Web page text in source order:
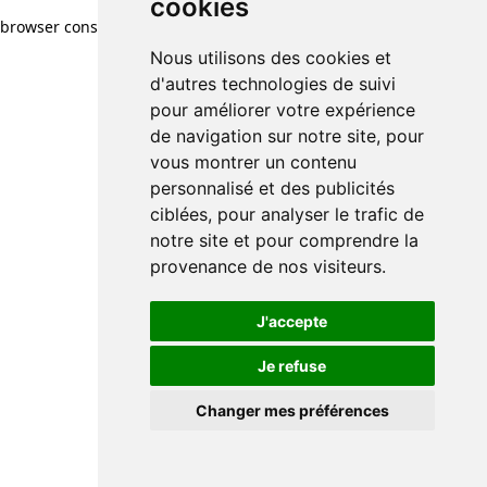
cookies
Nous utilisons des cookies et
d'autres technologies de suivi
pour améliorer votre expérience
de navigation sur notre site, pour
vous montrer un contenu
personnalisé et des publicités
ciblées, pour analyser le trafic de
notre site et pour comprendre la
provenance de nos visiteurs.
J'accepte
Je refuse
Changer mes préférences
cookies
Nous utilisons des cookies et
d'autres technologies de suivi
pour améliorer votre expérience
de navigation sur notre site, pour
vous montrer un contenu
personnalisé et des publicités
ciblées, pour analyser le trafic de
notre site et pour comprendre la
provenance de nos visiteurs.
J'accepte
Je refuse
Changer mes préférences
browser console for more information)